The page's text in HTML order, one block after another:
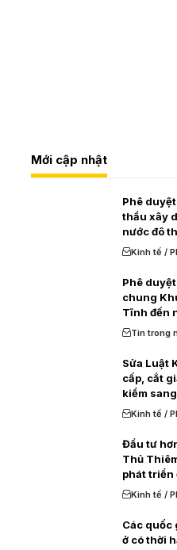
Mới cập nhật
Phê
thầu xây
nước đô
Kinh tế /
Phê
chung
Tĩnh đến
Tin trong
Sửa Luật
cấp, cắt
kiểm
Kinh tế /
Đầu tư
Thủ
phát triển
Kinh tế /
Các quốc
ở có thời